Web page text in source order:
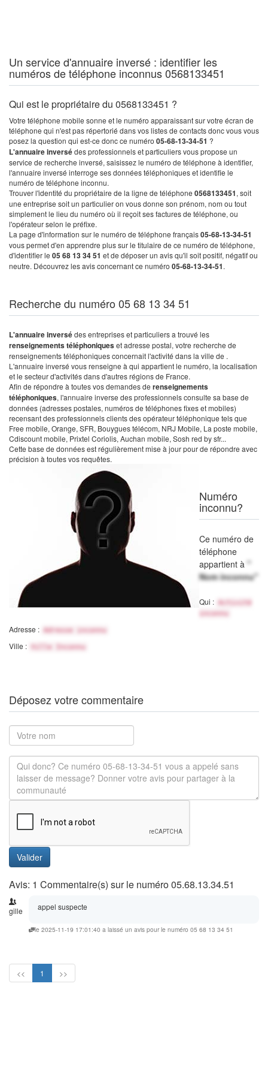
Un service d'annuaire inversé : identifier les
numéros de téléphone inconnus 0568133451
Qui est le propriétaire du 0568133451 ?
Votre téléphone mobile sonne et le numéro apparaissant sur votre écran de
téléphone qui n'est pas répertorié dans vos listes de contacts donc vous vous
posez la question qui est-ce donc ce numéro 05-68-13-34-51 ?
L'annuaire inversédes professionnels et particuliers vous propose un
service de recherche inversé, saisissez le numéro de téléphone à identifier,
l'annuaire inversé interroge ses données téléphoniques et identifie le
numéro de téléphone inconnu.
Trouver l'identité du propriétaire de la ligne de téléphone 0568133451, soit
une entreprise soit un particulier on vous donne son prénom, nom ou tout
simplement le lieu du numéro où il reçoit ses factures de téléphone, ou
l'opérateur selon le préfixe.
La page d'information sur le numéro de téléphone français05-68-13-34-51
vous permet d'en apprendre plus sur le titulaire de ce numéro de téléphone,
d'identifier le 05 68 13 34 51 et de déposer un avis qu'il soit positif, négatif ou
neutre. Découvrez les avis concernant ce numéro 05-68-13-34-51.
Recherche du numéro 05 68 13 34 51
L'annuaire inversédes entreprises et particuliers a trouvé les
renseignements téléphoniqueset adresse postal, votre recherche de
renseignements téléphoniques concernait l'activité dans la ville de .
L'annuaire inversé vous renseigne à qui appartient le numéro, la localisation
et le secteur d'activités dans d'autres régions de France.
Afin de répondre à toutes vos demandes de renseignements
téléphoniques, l'annuaire inverse des professionnels consulte sa base de
données (adresses postales, numéros de téléphones fixes et mobiles)
recensant des professionnels clients des opérateur téléphonique tels que
Free mobile, Orange, SFR, Bouygues télécom, NRJ Mobile, La poste mobile,
Cdiscount mobile, Prixtel Coriolis, Auchan mobile, Sosh red by sfr...
Cette base de données est régulièrement mise à jour pour de répondre avec
précision à toutes vos requêtes.
Numéro
inconnu?
Ce numéro de
téléphone
appartient à "
Nom inconnu"
Qui :
Activité
inconnu
Adresse : Adresse inconnu
Ville : Ville Inconnu
Déposez votre commentaire
Valider
Avis: 1 Commentaire(s) sur le numéro 05.68.13.34.51
gille appel suspecte
le 2025-11-19 17:01:40 a laissé un avis pour le numéro 05 68 13 34 51
<< 1 >>